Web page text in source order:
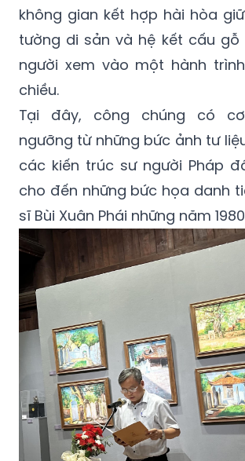
không gian kết hợp hài hòa
tường di sản và hệ kết cấu gỗ
người xem vào một hành
chiều.
Tại đây, công chúng có
ngưỡng từ những bức ảnh tư
các kiến trúc sư người Pháp
cho đến những bức họa danh
sĩ Bùi Xuân Phái những năm